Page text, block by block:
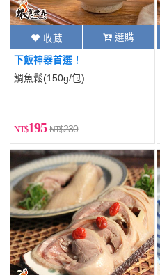
收藏 選購
下飯神器首選！
鯛魚鬆(150g/包)
195 230